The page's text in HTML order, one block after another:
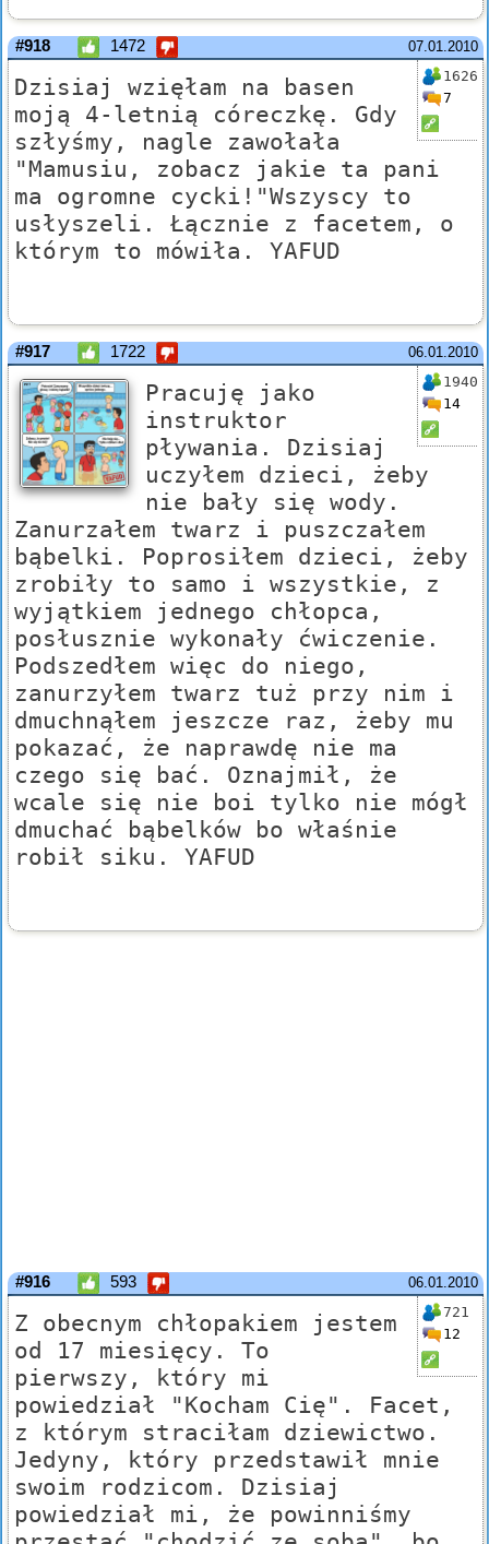
07.01.2010
#918 1472
1626
7
Dzisiaj wzięłam na basen
moją 4-letnią córeczkę. Gdy
szłyśmy, nagle zawołała
"Mamusiu, zobacz jakie ta pani
ma ogromne cycki!"Wszyscy to
usłyszeli. Łącznie z facetem, o
którym to mówiła. YAFUD
06.01.2010
#917 1722
1940
14
Pracuję jako
instruktor
pływania. Dzisiaj
uczyłem dzieci, żeby
nie bały się wody.
Zanurzałem twarz i puszczałem
bąbelki. Poprosiłem dzieci, żeby
zrobiły to samo i wszystkie, z
wyjątkiem jednego chłopca,
posłusznie wykonały ćwiczenie.
Podszedłem więc do niego,
zanurzyłem twarz tuż przy nim i
dmuchnąłem jeszcze raz, żeby mu
pokazać, że naprawdę nie ma
czego się bać. Oznajmił, że
wcale się nie boi tylko nie mógł
dmuchać bąbelków bo właśnie
robił siku. YAFUD
06.01.2010
#916 593
721
12
Z obecnym chłopakiem jestem
od 17 miesięcy. To
pierwszy, który mi
powiedział "Kocham Cię". Facet,
z którym straciłam dziewictwo.
Jedyny, który przedstawił mnie
swoim rodzicom. Dzisiaj
powiedział mi, że powinniśmy